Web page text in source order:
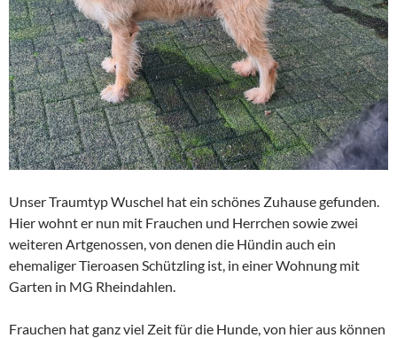
Unser Traumtyp Wuschel hat ein schönes Zuhause gefunden.
Hier wohnt er nun mit Frauchen und Herrchen sowie zwei
weiteren Artgenossen, von denen die Hündin auch ein
ehemaliger Tieroasen Schützling ist, in einer Wohnung mit
Garten in MG Rheindahlen.
Frauchen hat ganz viel Zeit für die Hunde, von hier aus können